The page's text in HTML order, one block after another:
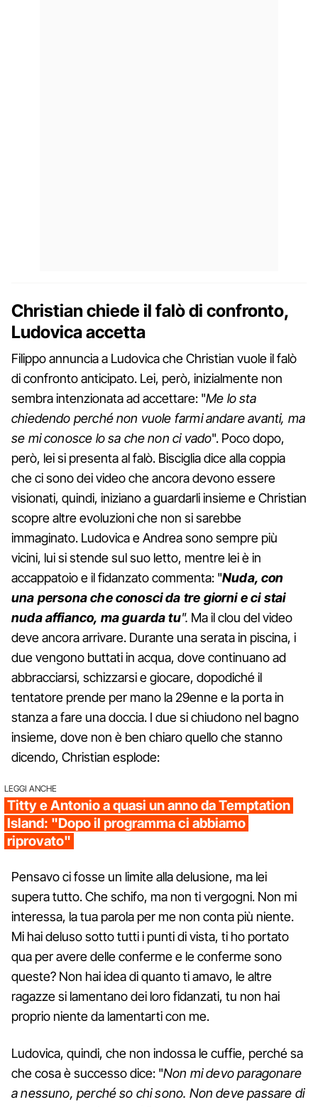
Christian chiede il falò di confronto,
Ludovica accetta
Filippo annuncia a Ludovica che Christian vuole il falò
di confronto anticipato. Lei, però, inizialmente non
sembra intenzionata ad accettare: "Me lo sta
chiedendo perché non vuole farmi andare avanti, ma
se mi conosce lo sa che non ci vado". Poco dopo,
però, lei si presenta al falò. Bisciglia dice alla coppia
che ci sono dei video che ancora devono essere
visionati, quindi, iniziano a guardarli insieme e Christian
scopre altre evoluzioni che non si sarebbe
immaginato. Ludovica e Andrea sono sempre più
vicini, lui si stende sul suo letto, mentre lei è in
accappatoio e il fidanzato commenta: "Nuda, con
una persona che conosci da tre giorni e ci stai
nuda affianco, ma guarda tu". Ma il clou del video
deve ancora arrivare. Durante una serata in piscina, i
due vengono buttati in acqua, dove continuano ad
abbracciarsi, schizzarsi e giocare, dopodiché il
tentatore prende per mano la 29enne e la porta in
stanza a fare una doccia. I due si chiudono nel bagno
insieme, dove non è ben chiaro quello che stanno
dicendo, Christian esplode:
LEGGI ANCHE
Titty e Antonio a quasi un anno da Temptation
Island: "Dopo il programma ci abbiamo
riprovato"
Pensavo ci fosse un limite alla delusione, ma lei
supera tutto. Che schifo, ma non ti vergogni. Non mi
interessa, la tua parola per me non conta più niente.
Mi hai deluso sotto tutti i punti di vista, ti ho portato
qua per avere delle conferme e le conferme sono
queste? Non hai idea di quanto ti amavo, le altre
ragazze si lamentano dei loro fidanzati, tu non hai
proprio niente da lamentarti con me.
Ludovica, quindi, che non indossa le cuffie, perché sa
che cosa è successo dice: "Non mi devo paragonare
a nessuno, perché so chi sono. Non deve passare di